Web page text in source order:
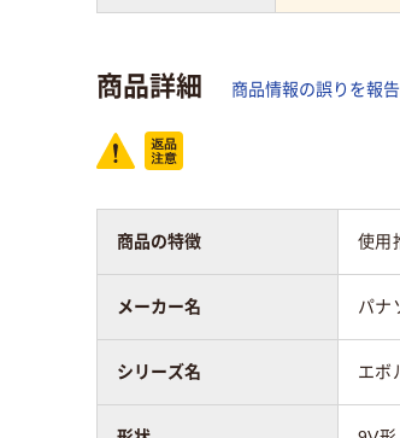
商品詳細 商品情報の誤りを報告
商品の特徴 使用
メーカー名 パナ
シリーズ名 エボ